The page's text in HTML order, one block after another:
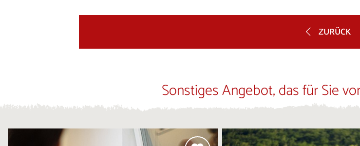
ZURÜCK
Sonstiges Angebot, das für Sie